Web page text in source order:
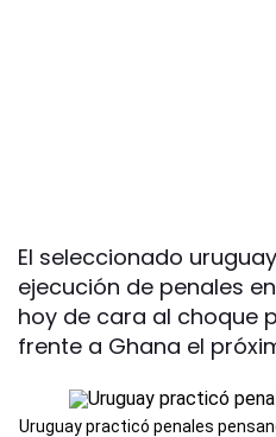
El seleccionado
ejecución de penales
hoy de cara al choque
frente a Ghana el
Uruguay practicó penales